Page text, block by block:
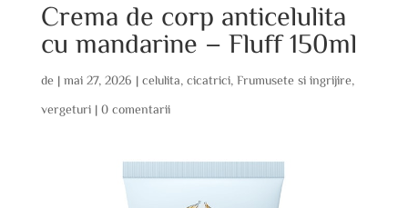
Crema de corp anticelulita
cu mandarine – Fluff 150ml
de | mai 27, 2026 | celulita cicatrici, Frumusete si ingrijire,
vergeturi| 0 comentarii